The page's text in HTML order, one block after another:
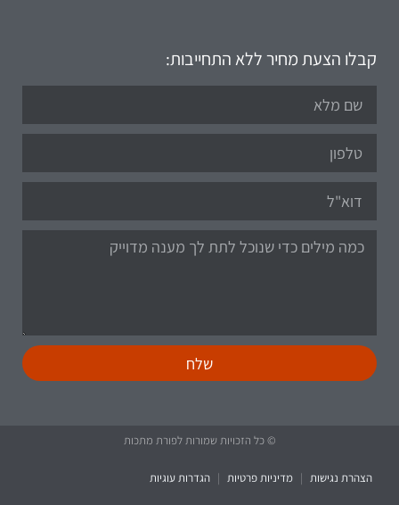
קבלו הצעת מחיר ללא התחייבות:
שלח
© כל הזכויות שמורות לפורת מתכות
הצהרת נגישות | מדיניות פרטיות | הגדרות עוגיות